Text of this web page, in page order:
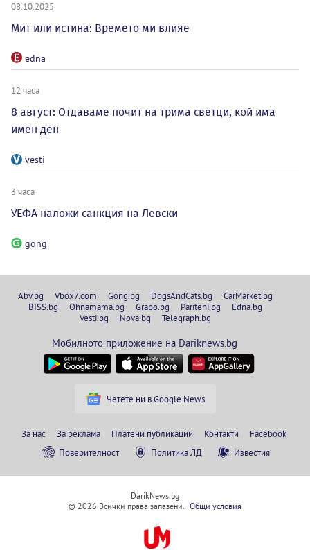
08.10.2025
Мит или истина: Времето ми влияе
edna
12 часа
8 август: Отдаваме почит на трима светци, кой има
имен ден
vesti
3 часа
УЕФА наложи санкция на Левски
gong
Abv.bg Vbox7.com Gong.bg DogsAndCats.bg
CarMarket.bg
BISS.bg
Ohnamama.bg Grabo.bg Pariteni.bg
Edna.bg
Vesti.bg
Nova.bg Telegraph.bg
Мобилното приложение на Dariknews.bg
Четете ни в Google News
За нас За реклама Платени публикации Контакти
Facebook
Поверителност
Политика ЛД Известия
DarikNews.bg
© 2026 Всички права запазени. Общи условия